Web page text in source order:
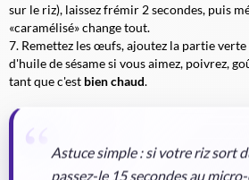
sur le riz), laissez frémir 2 secondes, puis
«caramélisé» change tout.
Remettez les œufs, ajoutez la partie
d'huile de sésame si vous aimez, poivrez,
tant que c'est bien chaud.
Astuce simple : si votre riz sort
passez-le 15 secondes au